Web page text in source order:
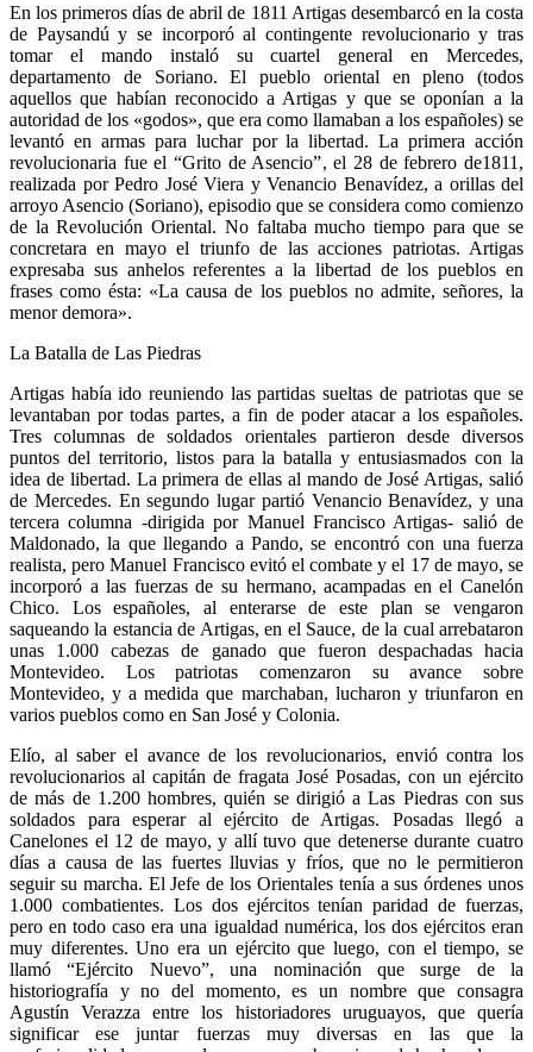
En los primeros días de abril de 1811 Artigas desembarcó en la costa
de Paysandú y se incorporó al contingente revolucionario y tras
tomar el mando instaló su cuartel general en Mercedes,
departamento de Soriano. El pueblo oriental en pleno (todos
aquellos que habían reconocido a Artigas y que se oponían a la
autoridad de los «godos», que era como llamaban a los españoles) se
levantó en armas para luchar por la libertad. La primera acción
revolucionaria fue el “Grito de Asencio”, el 28 de febrero de1811,
realizada por Pedro José Viera y Venancio Benavídez, a orillas del
arroyo Asencio (Soriano), episodio que se considera como comienzo
de la Revolución Oriental. No faltaba mucho tiempo para que se
concretara en mayo el triunfo de las acciones patriotas. Artigas
expresaba sus anhelos referentes a la libertad de los pueblos en
frases como ésta: «La causa de los pueblos no admite, señores, la
menor demora».
La Batalla de Las Piedras
Artigas había ido reuniendo las partidas sueltas de patriotas que se
levantaban por todas partes, a fin de poder atacar a los españoles.
Tres columnas de soldados orientales partieron desde diversos
puntos del territorio, listos para la batalla y entusiasmados con la
idea de libertad. La primera de ellas al mando de José Artigas, salió
de Mercedes. En segundo lugar partió Venancio Benavídez, y una
tercera columna -dirigida por Manuel Francisco Artigas- salió de
Maldonado, la que llegando a Pando, se encontró con una fuerza
realista, pero Manuel Francisco evitó el combate y el 17 de mayo, se
incorporó a las fuerzas de su hermano, acampadas en el Canelón
Chico. Los españoles, al enterarse de este plan se vengaron
saqueando la estancia de Artigas, en el Sauce, de la cual arrebataron
unas 1.000 cabezas de ganado que fueron despachadas hacia
Montevideo. Los patriotas comenzaron su avance sobre
Montevideo, y a medida que marchaban, lucharon y triunfaron en
varios pueblos como en San José y Colonia.
Elío, al saber el avance de los revolucionarios, envió contra los
revolucionarios al capitán de fragata José Posadas, con un ejército
de más de 1.200 hombres, quién se dirigió a Las Piedras con sus
soldados para esperar al ejército de Artigas. Posadas llegó a
Canelones el 12 de mayo, y allí tuvo que detenerse durante cuatro
días a causa de las fuertes lluvias y fríos, que no le permitieron
seguir su marcha. El Jefe de los Orientales tenía a sus órdenes unos
1.000 combatientes. Los dos ejércitos tenían paridad de fuerzas,
pero en todo caso era una igualdad numérica, los dos ejércitos eran
muy diferentes. Uno era un ejército que luego, con el tiempo, se
llamó “Ejército Nuevo”, una nominación que surge de la
historiografía y no del momento, es un nombre que consagra
Agustín Verazza entre los historiadores uruguayos, que quería
significar ese juntar fuerzas muy diversas en las que la